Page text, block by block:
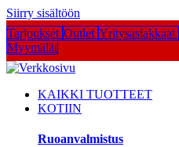
Siirry sisältöön
Tarjoukset Outlet Yritysasiakkaat
Myymälät
KAIKKI TUOTTEET
KOTIIN
Ruoanvalmistus